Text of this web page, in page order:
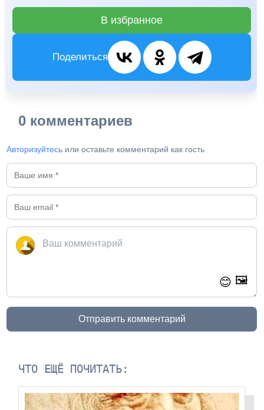
В избранное
Поделиться
0 комментариев
Авторизуйтесь или оставьте комментарий как гость
😊 🖼️
Отправить комментарий
ЧТО ЕЩЁ ПОЧИТАТЬ: